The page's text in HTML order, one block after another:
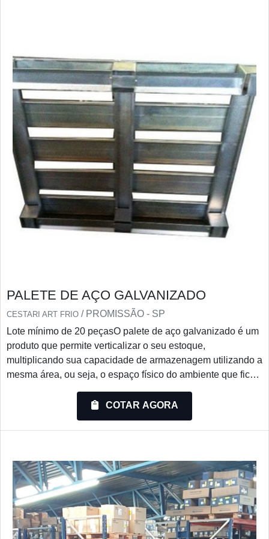
PALETE DE AÇO GALVANIZADO
CESTARI ART FRIO / PROMISSÃO - SP
Lote mínimo de 20 peçasO palete de aço galvanizado é um
produto que permite verticalizar o seu estoque,
multiplicando sua capacidade de armazenagem utilizando a
mesma área, ou seja, o espaço físico do ambiente que fica
uso em áreas secas e cobertas. Ele é mais resistente
quando comparado ao tradicional, principalmente quando
exposto a ação do tempo como chuva e sol, ou também em
serem s
COTAR AGORA